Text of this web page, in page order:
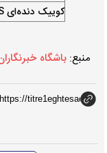
کوییک دنده‌ای S مدل ۱۴۰۴ - بازار
منبع: باشگاه خبرنگاران